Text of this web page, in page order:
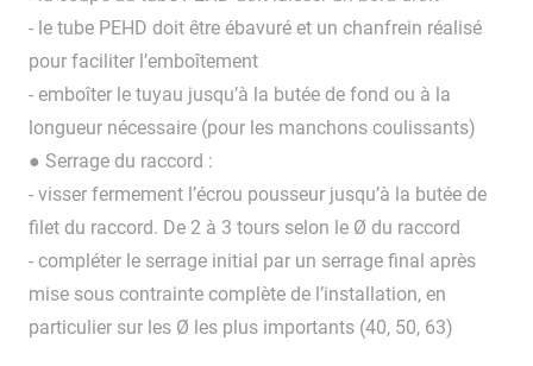
- le tube PEHD doit être ébavuré et un chanfrein réalisé
pour faciliter l’emboîtement
- emboîter le tuyau jusqu’à la butée de fond ou à la
longueur nécessaire (pour les manchons coulissants)
● Serrage du raccord :
- visser fermement l’écrou pousseur jusqu’à la butée de
filet du raccord. De 2 à 3 tours selon le Ø du raccord
- compléter le serrage initial par un serrage final après
mise sous contrainte complète de l’installation, en
particulier sur les Ø les plus importants (40, 50, 63)